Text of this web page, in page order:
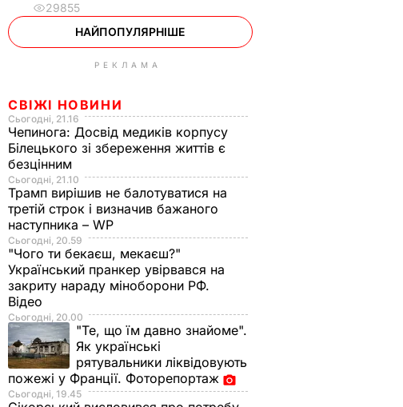
29855
НАЙПОПУЛЯРНІШЕ
РЕКЛАМА
СВІЖІ НОВИНИ
Сьогодні, 21.16
Чепинога: Досвід медиків корпусу
Білецького зі збереження життів є
безцінним
Сьогодні, 21.10
Трамп вирішив не балотуватися на
третій строк і визначив бажаного
наступника – WP
Сьогодні, 20.59
"Чого ти бекаєш, мекаєш?"
Український пранкер увірвався на
закриту нараду міноборони РФ.
Відео
Сьогодні, 20.00
"Те, що їм давно знайоме".
Як українські
рятувальники ліквідовують
пожежі у Франції. Фоторепортаж
Сьогодні, 19.45